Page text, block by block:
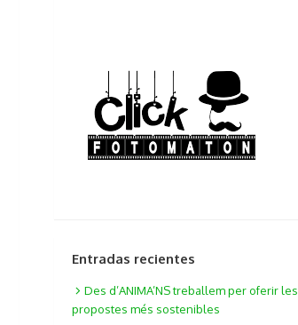
Entradas recientes
Des d’ANIMA’NS treballem per oferir les
propostes més sostenibles